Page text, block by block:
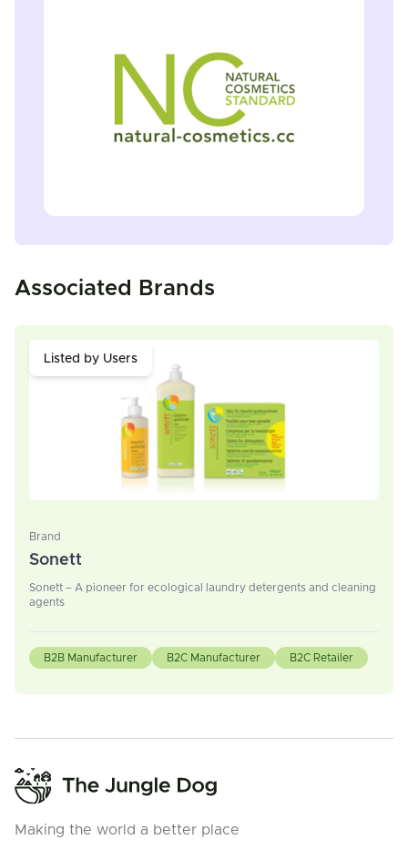
Associated Brands
Listed by Users
Brand
Sonett
Sonett – A pioneer for ecological laundry detergents and cleaning
agents
B2B Manufacturer B2C Manufacturer B2C Retailer
Making the world a better place